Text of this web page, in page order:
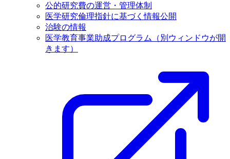
公的研究費の運営・管理体制
医学研究倫理指針に基づく情報公開
治験の情報
医学教育事業助成プログラム
（別ウィンドウが開
きます）